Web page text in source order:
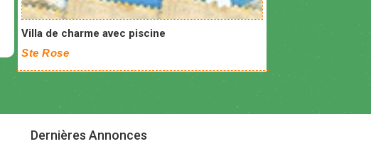
Villa de charme avec piscine
Ste Rose
Dernières Annonces